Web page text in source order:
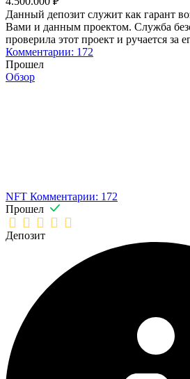
Данный депозит служит как гарант
Вами и данным проектом. Служба
проверила этот проект и ручается за
Комментарии: 172
Прошел
Обзор
NFT Комментарии: 172
Прошел
Депозит